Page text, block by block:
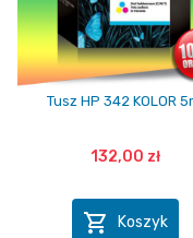
Tusz HP 342 KOLOR
132,00 zł
 Koszyk